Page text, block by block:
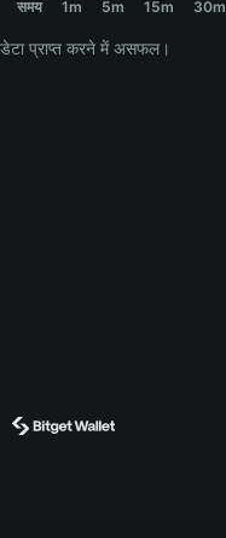
समय 1m 5m 15m 30m
डेटा प्राप्त करने में असफल।